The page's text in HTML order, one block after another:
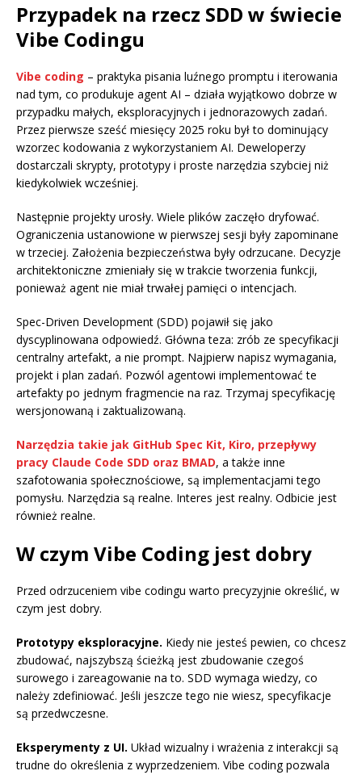
Przypadek na rzecz SDD w świecie
Vibe Codingu
Vibe coding – praktyka pisania luźnego promptu i iterowania
nad tym, co produkuje agent AI – działa wyjątkowo dobrze w
przypadku małych, eksploracyjnych i jednorazowych zadań.
Przez pierwsze sześć miesięcy 2025 roku był to dominujący
wzorzec kodowania z wykorzystaniem AI. Deweloperzy
dostarczali skrypty, prototypy i proste narzędzia szybciej niż
kiedykolwiek wcześniej.
Następnie projekty urosły. Wiele plików zaczęło dryfować.
Ograniczenia ustanowione w pierwszej sesji były zapominane
w trzeciej. Założenia bezpieczeństwa były odrzucane. Decyzje
architektoniczne zmieniały się w trakcie tworzenia funkcji,
ponieważ agent nie miał trwałej pamięci o intencjach.
Spec-Driven Development (SDD) pojawił się jako
dyscyplinowana odpowiedź. Główna teza: zrób ze specyfikacji
centralny artefakt, a nie prompt. Najpierw napisz wymagania,
projekt i plan zadań. Pozwól agentowi implementować te
artefakty po jednym fragmencie na raz. Trzymaj specyfikację
wersjonowaną i zaktualizowaną.
Narzędzia takie jak GitHub Spec Kit, Kiro, przepływy
pracy Claude Code SDD oraz BMAD, a także inne
szafotowania społecznościowe, są implementacjami tego
pomysłu. Narzędzia są realne. Interes jest realny. Odbicie jest
również realne.
W czym Vibe Coding jest dobry
Przed odrzuceniem vibe codingu warto precyzyjnie określić, w
czym jest dobry.
Prototypy eksploracyjne. Kiedy nie jesteś pewien, co chcesz
zbudować, najszybszą ścieżką jest zbudowanie czegoś
surowego i zareagowanie na to. SDD wymaga wiedzy, co
należy zdefiniować. Jeśli jeszcze tego nie wiesz, specyfikacje
są przedwczesne.
Eksperymenty z UI. Układ wizualny i wrażenia z interakcji są
trudne do określenia z wyprzedzeniem. Vibe coding pozwala